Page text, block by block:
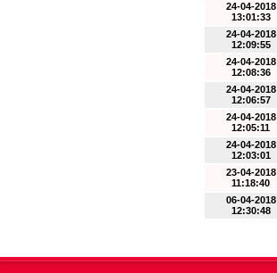
24-04-2018
13:01:33
24-04-2018
12:09:55
24-04-2018
12:08:36
24-04-2018
12:06:57
24-04-2018
12:05:11
24-04-2018
12:03:01
23-04-2018
11:18:40
06-04-2018
12:30:48